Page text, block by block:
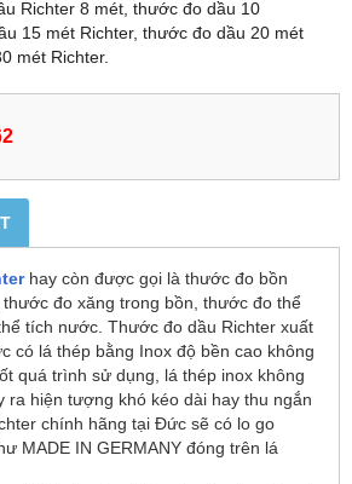
Richter 8 mét, thước đo dầu 10
15 mét Richter, thước đo dầu 20 mét
mét Richter.
hay còn được gọi là thước đo bồn
đo xăng trong bồn, thước đo thể
tích nước. Thước đo dầu Richter xuất
có lá thép bằng Inox độ bền cao không
quá trình sử dụng, lá thép inox không
ra hiện tượng khó kéo dài hay thu ngắn
chính hãng tại Đức sẽ có lo go
MADE IN GERMANY đóng trên lá